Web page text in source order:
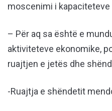
moscenimi i kapaciteteve
– Për aq sa është e
aktiviteteve ekonomike,
ruajtjen e jetës dhe
-Ruajtja e shëndetit